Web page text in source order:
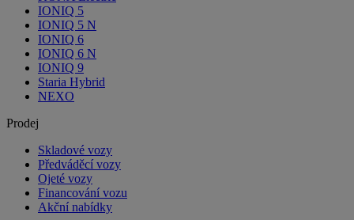
IONIQ 5
IONIQ 5 N
IONIQ 6
IONIQ 6 N
IONIQ 9
Staria Hybrid
NEXO
Prodej
Skladové vozy
Předváděcí vozy
Ojeté vozy
Financování vozu
Akční nabídky